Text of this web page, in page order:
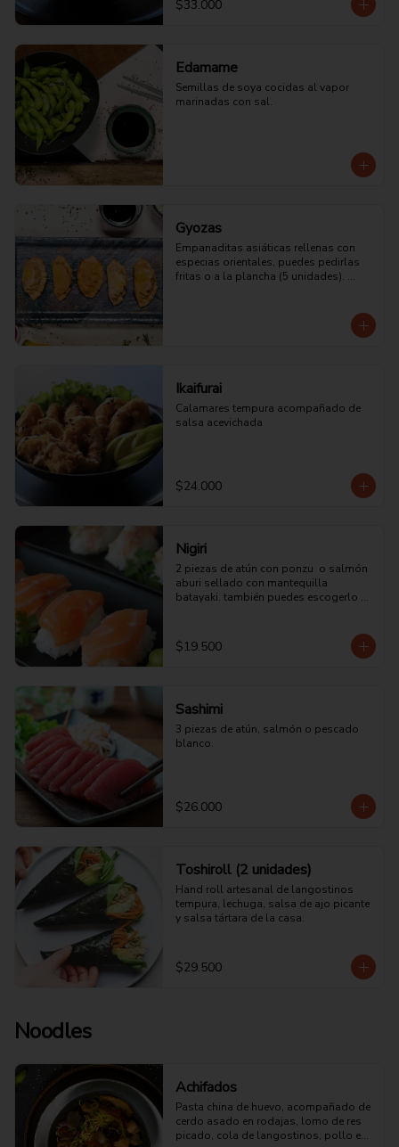
$33.000
Edamame
Semillas de soya cocidas al vapor
marinadas con sal.
Gyozas
Empanaditas asiáticas rellenas con
especias orientales, puedes pedirlas
fritas o a la plancha (5 unidades).
Ikaifurai
Calamares tempura acompañado de
salsa acevichada
$24.000
Nigiri
2 piezas de atún con ponzu  o salmón
aburi sellado con mantequilla
batayaki. también puedes escogerlo de
$19.500
Sashimi
3 piezas de atún, salmón o pescado
blanco.
$26.000
Toshiroll (2 unidades)
Hand roll artesanal de langostinos
tempura, lechuga, salsa de ajo picante
y salsa tártara de la casa.
$29.500
Noodles
Achifados
Pasta china de huevo, acompañado de
cerdo asado en rodajas, lomo de res
picado, cola de langostinos, pollo en